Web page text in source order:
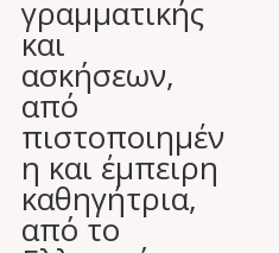
γραμματικής
και
ασκήσεων,
από
πιστοποιημέν
η και έμπειρη
καθηγήτρια,
από το